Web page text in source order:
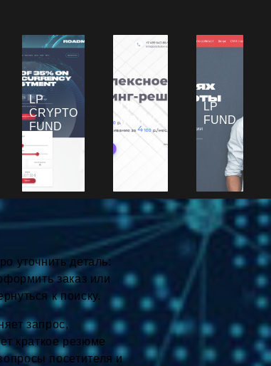
LP
CRYPTO
FUND
LP
MINING
LP
FUND
уточнить деталь:
заказ или
к поиску.
запрос,
краткое резюме
посетителя и